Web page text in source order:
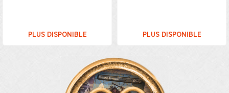
PLUS DISPONIBLE PLUS DISPONIBLE